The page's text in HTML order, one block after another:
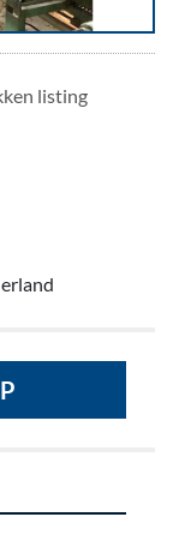
listing